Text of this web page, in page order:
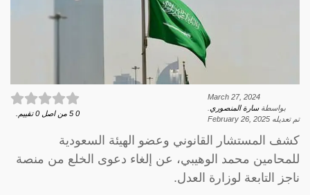
March 27, 2024
بواسطةسارة المنصوري
تم تعديله February 26, 2025
0
5 من اصل 0 تقييم.
كشف المستشار القانوني وعضو الهيئة السعودية
للمحامين محمد الوهيبي، عن إلغاء دعوى الخلع من منصة
ناجز التابعة لوزارة العدل.